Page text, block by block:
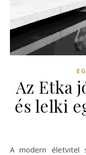
Az Etka
és lelki
A modern életvitel sok kihívást és stresszfaktort hoz